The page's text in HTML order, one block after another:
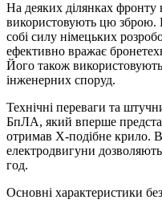
На деяких ділянках
використовують цю зброю.
собі силу німецьких
ефективно вражає
Його також
інженерних споруд.
Технічні переваги та
БпЛА, який вперше
отримав Х-подібне крило.
електродвигуни
год.
Основні характеристики